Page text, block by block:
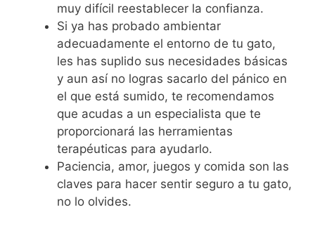
muy difícil reestablecer la confianza.
Si ya has probado ambientar
adecuadamente el entorno de tu gato,
les has suplido sus necesidades básicas
y aun así no logras sacarlo del pánico en
el que está sumido, te recomendamos
que acudas a un especialista que te
proporcionará las herramientas
terapéuticas para ayudarlo.
Paciencia, amor, juegos y comida son las
claves para hacer sentir seguro a tu gato,
no lo olvides.